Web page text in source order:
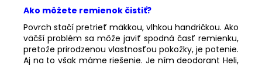
Ako môžete remienok čistiť?
Povrch stačí pretrieť mäkkou, vlhkou handričkou. Ako
väčší problém sa môže javiť spodná časť remienku,
pretože prirodzenou vlastnosťou pokožky, je potenie.
Aj na to však máme riešenie. Je ním deodorant Heli,